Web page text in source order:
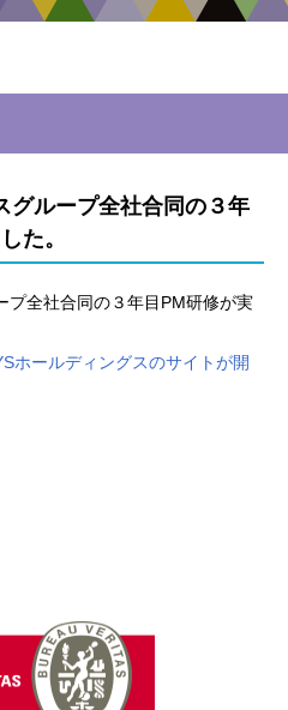
グループ全社合同の３年
た。
プ全社合同の３年目PM研修が実
ホールディングスのサイトが開